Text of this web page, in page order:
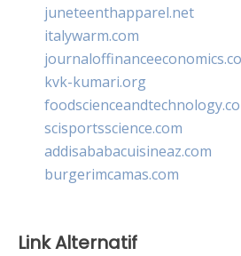
juneteenthapparel.net
italywarm.com
kvk-kumari.org
scisportsscience.com
addisababacuisineaz.com
burgerimcamas.com
Link Alternatif